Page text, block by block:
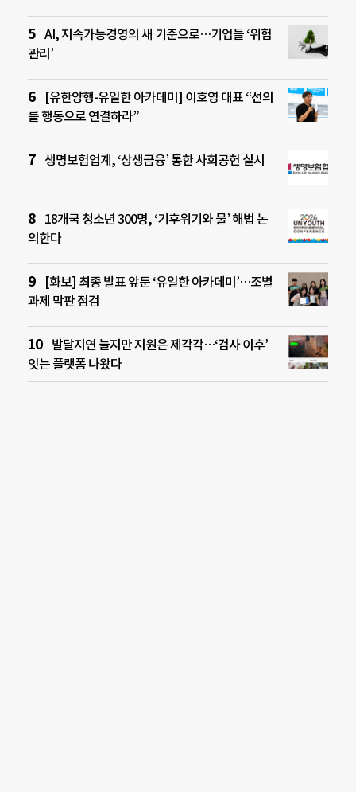
AI, 지속가능경영의 새 기준으로…기업들 ‘위험
관리’
[유한양행-유일한 아카데미] 이호영 대표 “선의
를 행동으로 연결하라”
생명보험업계, ‘상생금융’ 통한 사회공헌 실시
18개국 청소년 300명, ‘기후위기와 물’ 해법 논
의한다
[화보] 최종 발표 앞둔 ‘유일한 아카데미’…조별
과제 막판 점검
발달지연 늘지만 지원은 제각각…‘검사 이후’
잇는 플랫폼 나왔다